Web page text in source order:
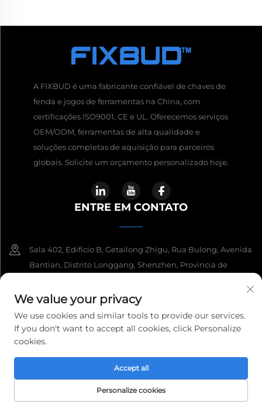
A FIXBUD é uma fabricante confiável de chaves de
fenda e jogos de ferramentas na China, com
certificações ISO9001, CE e UL. Oferecemos serviços
OEM/ODM, ferramentas de alta qualidade e
soluções completas de aquisição para parceiros
globais. Solicite um orçamento personalizado hoje.
ENTRE EM CONTATO
Sala 402, Edifício B, Getailong Zhigu, Rua Bulong, Avenida
Bantian, Distrito Longgang, Shenzhen, Província de
+86-18620470640
[email protected]
Copyright © 2026 EWIN ENTERPRISE LTD. Todos os direitos
reservados. Política de Privacidade
We value your privacy
We use cookies and similar tools to provide our services.
If you don't want to accept all cookies, click Personalize
cookies.
Personalize cookies
Accept all